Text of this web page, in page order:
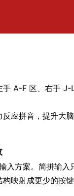
A-F 区、右手
应拼音，提升大
入方案。简拼输
映射成更少的按